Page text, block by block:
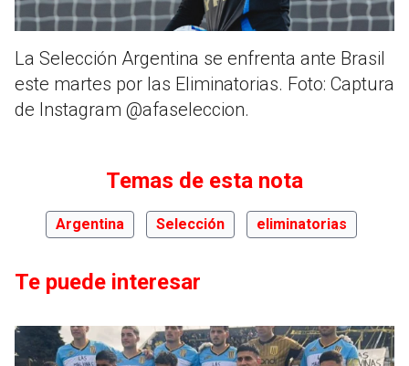
La Selección Argentina se enfrenta ante Brasil
este martes por las Eliminatorias. Foto: Captura
de Instagram @afaseleccion.
Temas de esta nota
Argentina Selección eliminatorias
Te puede interesar